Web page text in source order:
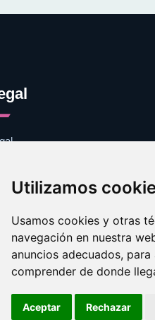
Utilizamos
Usamos cookies y otras
navegación en nuestra
anuncios adecuados,
comprender de donde
Aceptar Rechazar